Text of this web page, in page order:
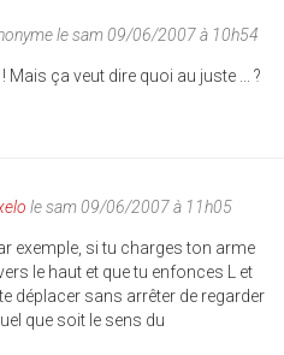
le sam 09/06/2007 à 10h54
Mais ça veut dire quoi au juste ... ?
le sam 09/06/2007 à 11h05
exemple, si tu charges ton arme
le haut et que tu enfonces L et
déplacer sans arrêter de regarder
que soit le sens du